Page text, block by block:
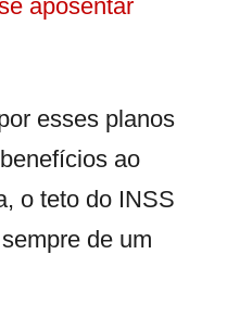
aposentar
esses planos
ao
o teto do INSS
de um